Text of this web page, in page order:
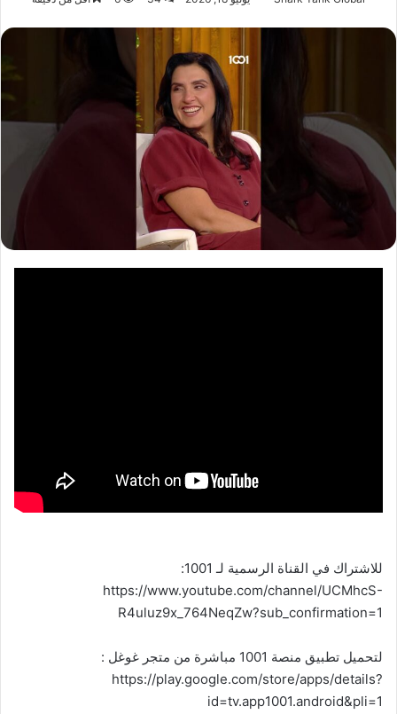
للاشتراك في القناة الرسمية لـ 1001:
https://www.youtube.com/channel/UCMhcS-
R4uluz9x_764NeqZw?sub_confirmation=1
لتحميل تطبيق منصة 1001 مباشرة من متجر غوغل :
https://play.google.com/store/apps/details?
id=tv.app1001.android&pli=1